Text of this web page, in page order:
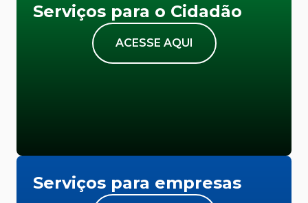
Serviços para o Cidadão
ACESSE AQUI
Serviços para empresas